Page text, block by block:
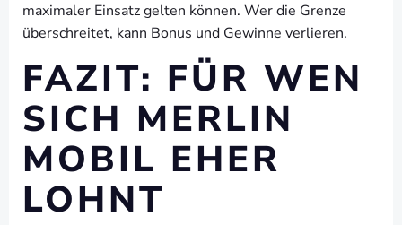
maximaler Einsatz gelten können. Wer die Grenze
überschreitet, kann Bonus und Gewinne verlieren.
FAZIT: FÜR WEN
SICH MERLIN
MOBIL EHER
LOHNT